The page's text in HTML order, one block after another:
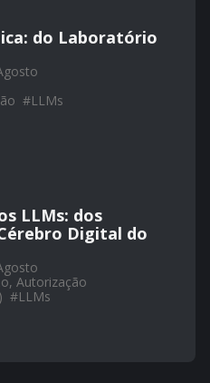
do Laboratório
#LLMs
LLMs: dos
Digital do
Autorização
#LLMs